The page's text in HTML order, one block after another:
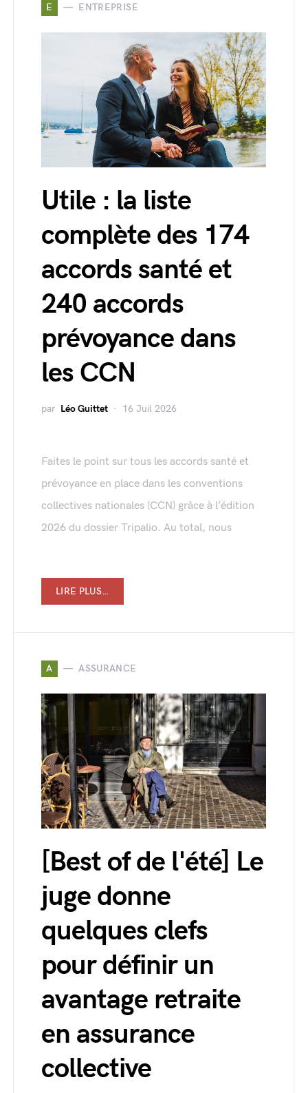
E ENTREPRISE
Utile : la liste
complète des 174
accords santé et
240 accords
prévoyance dans
les CCN
par Léo Guittet 16 Juil 2026
Faites le point sur tous les accords santé et
prévoyance en place dans les conventions
collectives nationales (CCN) grâce à l’édition
2026 du dossier Tripalio. Au total, nous
LIRE PLUS…
A ASSURANCE
[Best of de l'été] Le
juge donne
quelques clefs
pour définir un
avantage retraite
en assurance
collective